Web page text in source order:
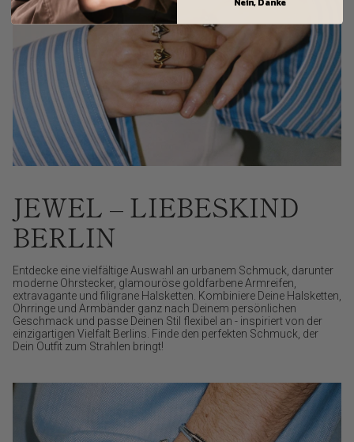
JEWEL – LIEBESKIND
BERLIN
Entdecke eine vielfältige Auswahl an urbanem Schmuck, darunter
moderne Ohrstecker, glamouröse goldfarbene Armreifen,
extravagante und filigrane Halsketten. Kombiniere Deine Halsketten,
Ohrringe und Armbänder ganz nach Deinem persönlichen
Geschmack und passe Deinen Stil flexibel an - inspiriert von der
einzigartigen Vielfalt Berlins. Finde den perfekten Schmuck, der
Dein Outfit zum Strahlen bringt!